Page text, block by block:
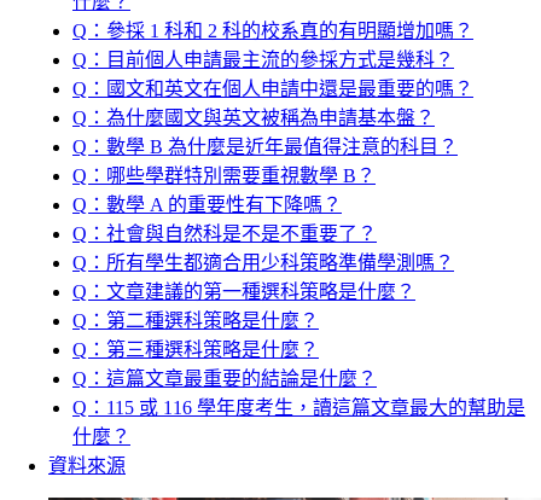
Q：參採 1 科和 2 科的校系真的有明顯增加嗎？
Q：目前個人申請最主流的參採方式是幾科？
Q：國文和英文在個人申請中還是最重要的嗎？
Q：為什麼國文與英文被稱為申請基本盤？
Q：數學 B 為什麼是近年最值得注意的科目？
Q：哪些學群特別需要重視數學 B？
Q：數學 A 的重要性有下降嗎？
Q：社會與自然科是不是不重要了？
Q：所有學生都適合用少科策略準備學測嗎？
Q：文章建議的第一種選科策略是什麼？
Q：第二種選科策略是什麼？
Q：第三種選科策略是什麼？
Q：這篇文章最重要的結論是什麼？
Q：115 或 116 學年度考生，讀這篇文章最大的幫助是
什麼？
資料來源